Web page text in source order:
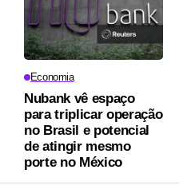
Economia
Nubank vê espaço
para triplicar operação
no Brasil e potencial
de atingir mesmo
porte no México